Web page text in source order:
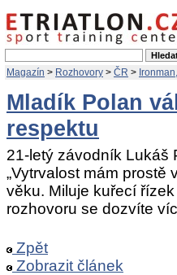
Magazín > Rozhovory > ČR >
Mladík Polan
respektu
21-letý závodník Lukáš
„Vytrvalost mám prostě
věku. Miluje kuřecí
rozhovoru se dozvíte
Zpět
Zobrazit článek